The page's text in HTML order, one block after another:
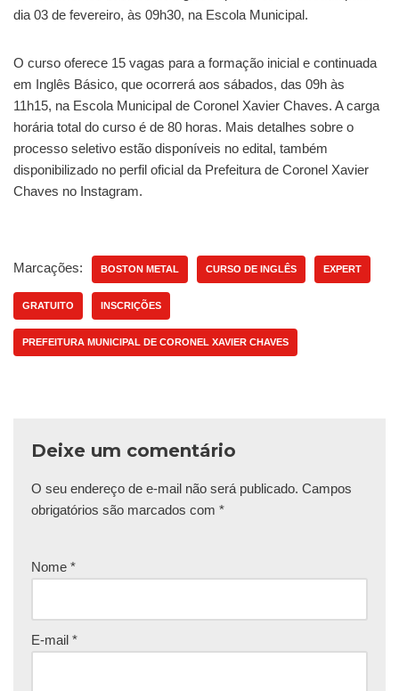
dia 03 de fevereiro, às 09h30, na Escola Municipal.
O curso oferece 15 vagas para a formação inicial e continuada
em Inglês Básico, que ocorrerá aos sábados, das 09h às
11h15, na Escola Municipal de Coronel Xavier Chaves. A carga
horária total do curso é de 80 horas. Mais detalhes sobre o
processo seletivo estão disponíveis no edital, também
disponibilizado no perfil oficial da Prefeitura de Coronel Xavier
Chaves no Instagram.
Marcações: BOSTON METAL CURSO DE INGLÊS EXPERT
GRATUITO INSCRIÇÕES
PREFEITURA MUNICIPAL DE CORONEL XAVIER CHAVES
Deixe um comentário
O seu endereço de e-mail não será publicado. Campos
obrigatórios são marcados com *
Nome *
E-mail *